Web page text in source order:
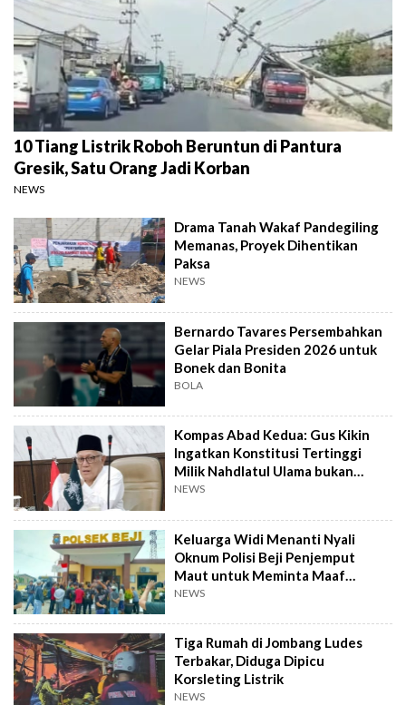
10 Tiang Listrik Roboh Beruntun di Pantura
Gresik, Satu Orang Jadi Korban
NEWS
Drama Tanah Wakaf Pandegiling
Memanas, Proyek Dihentikan
Paksa
NEWS
Bernardo Tavares Persembahkan
Gelar Piala Presiden 2026 untuk
Bonek dan Bonita
BOLA
Kompas Abad Kedua: Gus Kikin
Ingatkan Konstitusi Tertinggi
Milik Nahdlatul Ulama bukan
AD/ART
NEWS
Keluarga Widi Menanti Nyali
Oknum Polisi Beji Penjemput
Maut untuk Meminta Maaf
Langsung
NEWS
Tiga Rumah di Jombang Ludes
Terbakar, Diduga Dipicu
Korsleting Listrik
NEWS